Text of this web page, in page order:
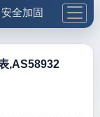
安全加固
更多工具
,AS58932